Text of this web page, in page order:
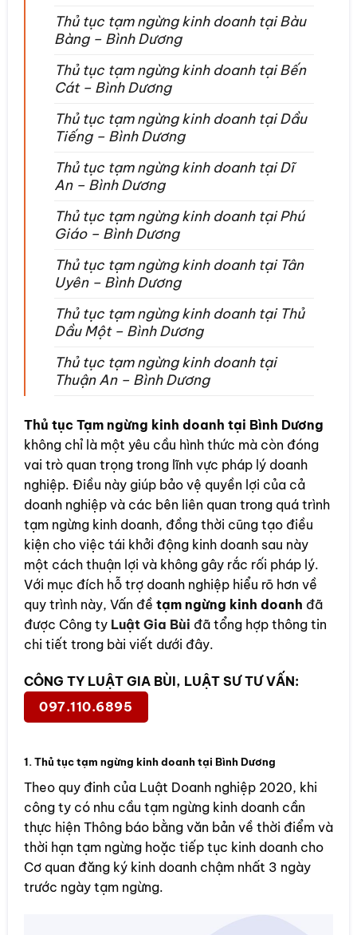
Thủ tục tạm ngừng kinh doanh tại Bàu
Bàng – Bình Dương
Thủ tục tạm ngừng kinh doanh tại Bến
Cát – Bình Dương
Thủ tục tạm ngừng kinh doanh tại Dầu
Tiếng – Bình Dương
Thủ tục tạm ngừng kinh doanh tại Dĩ
An – Bình Dương
Thủ tục tạm ngừng kinh doanh tại Phú
Giáo – Bình Dương
Thủ tục tạm ngừng kinh doanh tại Tân
Uyên – Bình Dương
Thủ tục tạm ngừng kinh doanh tại Thủ
Dầu Một – Bình Dương
Thủ tục tạm ngừng kinh doanh tại
Thuận An – Bình Dương
Thủ tục Tạm ngừng kinh doanh tại Bình Dương
không chỉ là một yêu cầu hình thức mà còn đóng
vai trò quan trọng trong lĩnh vực pháp lý doanh
nghiệp. Điều này giúp bảo vệ quyền lợi của cả
doanh nghiệp và các bên liên quan trong quá trình
tạm ngừng kinh doanh, đồng thời cũng tạo điều
kiện cho việc tái khởi động kinh doanh sau này
một cách thuận lợi và không gây rắc rối pháp lý.
Với mục đích hỗ trợ doanh nghiệp hiểu rõ hơn về
quy trình này, Vấn đề tạm ngừng kinh doanh đã
được Công ty Luật Gia Bùi đã tổng hợp thông tin
chi tiết trong bài viết dưới đây.
CÔNG TY LUẬT GIA BÙI, LUẬT SƯ TƯ VẤN:
097.110.6895
1. Thủ tục tạm ngừng kinh doanh tại Bình Dương
Theo quy đinh của Luật Doanh nghiệp 2020, khi
công ty có nhu cầu tạm ngừng kinh doanh cần
thực hiện Thông báo bằng văn bản về thời điểm và
thời hạn tạm ngừng hoặc tiếp tục kinh doanh cho
Cơ quan đăng ký kinh doanh chậm nhất 3 ngày
trước ngày tạm ngừng.